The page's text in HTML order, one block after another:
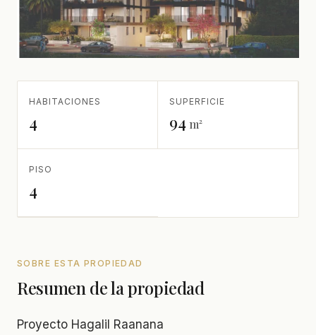
HABITACIONES
4
SUPERFICIE
94 m²
PISO
4
SOBRE ESTA PROPIEDAD
Resumen de la propiedad
Proyecto Hagalil Raanana